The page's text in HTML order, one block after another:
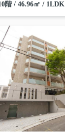
階 / 46.96㎡ / 1LDK